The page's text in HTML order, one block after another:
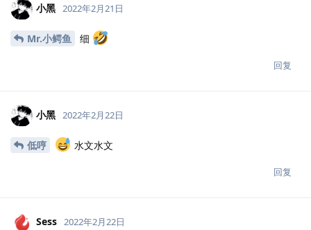
小黑 2022年2月21日
Mr.小鳄鱼 细
回复
小黑 2022年2月22日
低哼 水文水文
回复
Sess 2022年2月22日